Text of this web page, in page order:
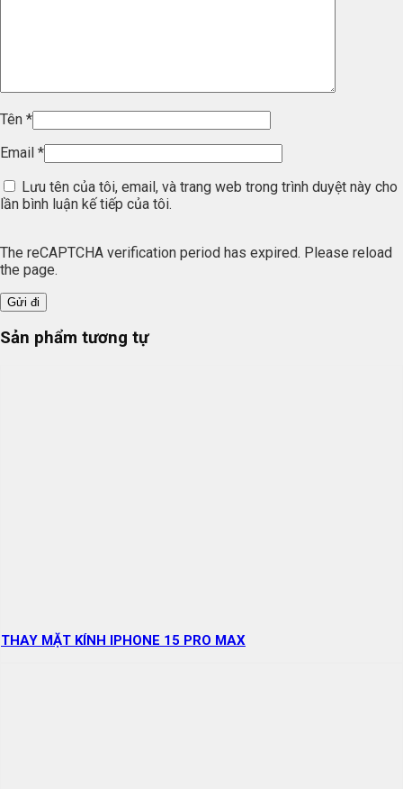
Tên *
Email *
Lưu tên của tôi, email, và trang web trong trình duyệt này cho
lần bình luận kế tiếp của tôi.
The reCAPTCHA verification period has expired. Please reload
the page.
Sản phẩm tương tự
THAY MẶT KÍNH IPHONE 15 PRO MAX